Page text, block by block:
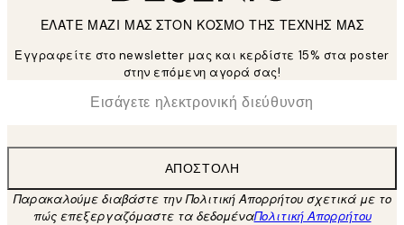
ΕΛΑΤΕ ΜΑΖΙ ΜΑΣ ΣΤΟΝ ΚΟΣΜΟ ΤΗΣ ΤΕΧΝΗΣ ΜΑΣ
Εγγραφείτε στο newsletter μας και κερδίστε 15% στα poster
στην επόμενη αγορά σας!
Ηλεκτρονική Διεύθυνση
ΑΠΟΣΤΟΛΉ
Παρακαλούμε διαβάστε την Πολιτική Απορρήτου σχετικά με το
πώς επεξεργαζόμαστε τα δεδομέναΠολιτική Απορρήτου